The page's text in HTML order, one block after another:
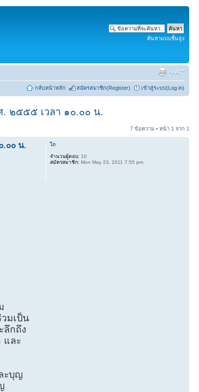
ค้นหาแบบชั้นสูง
กลับหน้าหลัก สมัครสมาชิก(Register) เข้าสู่ระบบ(Log in)
. ๒๕๕๕ เวลา ๑๐.๐๐ น.
7 ข้อความ • หน้า 1 จาก 1
.๐๐ น.
มเป็น
ลึกถึง
และ
ะบุญ
ไก
จำนวนผู้ตอบ: 10
สมัครสมาชิก: Mon May 23, 2011 7:55 pm